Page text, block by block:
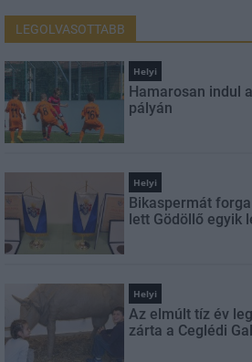
LEGOLVASOTTABB
Helyi
Hamarosan indul
pályán
Helyi
Bikaspermát
lett Gödöllő egyik
Helyi
Az elmúlt tíz év
zárta a Ceglédi